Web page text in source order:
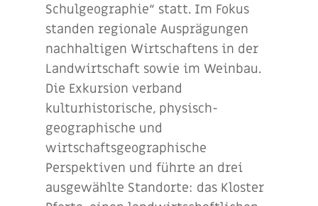
Schulgeographie“ statt. Im Fokus
standen regionale Ausprägungen
nachhaltigen Wirtschaftens in der
Landwirtschaft sowie im Weinbau.
Die Exkursion verband
kulturhistorische, physisch-
geographische und
wirtschaftsgeographische
Perspektiven und führte an drei
ausgewählte Standorte: das Kloster